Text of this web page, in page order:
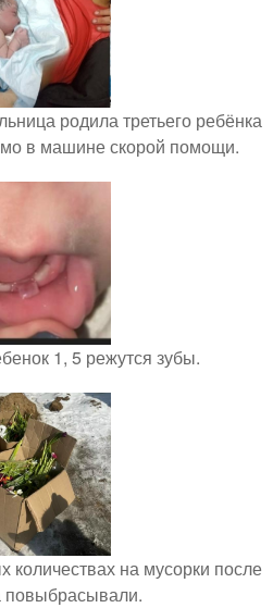
родила третьего ребёнка
в машине скорой помощи.
1, 5 режутся зубы.
на мусорки после
повыбрасывали.